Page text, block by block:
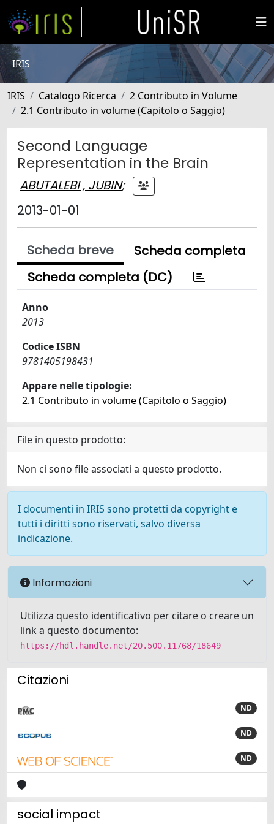
IRIS
IRIS Catalogo Ricerca
2 Contributo in Volume
2.1 Contributo in volume (Capitolo o Saggio)
Second Language
Representation in the Brain
ABUTALEBI , JUBIN;
2013-01-01
Scheda breve
Scheda completa
Scheda completa (DC)
Anno
2013
Codice ISBN
9781405198431
Appare nelle tipologie:
2.1 Contributo in volume (Capitolo o Saggio)
File in questo prodotto:
Non ci sono file associati a questo prodotto.
I documenti in IRIS sono protetti da copyright e
tutti i diritti sono riservati, salvo diversa
indicazione.
Informazioni
Utilizza questo identificativo per citare o creare un
link a questo documento:
https://hdl.handle.net/20.500.11768/18649
Citazioni
ND
ND
ND
social impact